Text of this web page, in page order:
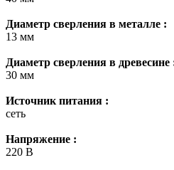
Диаметр сверления в металле :
13 мм
Диаметр сверления в древесине
30 мм
Источник питания :
сеть
Напряжение :
220 В